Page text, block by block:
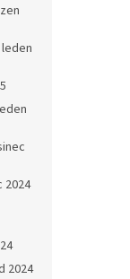
2024
2024